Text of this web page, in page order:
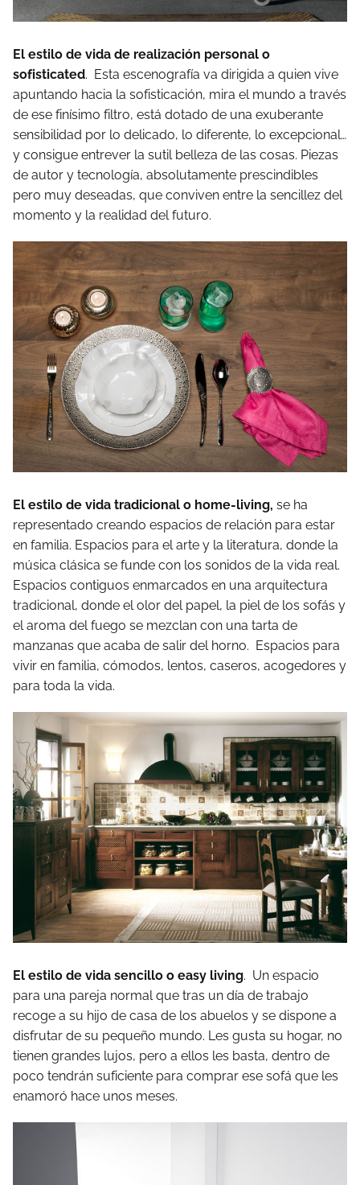
El estilo de vida de realización personal o
sofisticated. Esta escenografía va dirigida a quien vive
apuntando hacia la sofisticación, mira el mundo a través
de ese finísimo filtro, está dotado de una exuberante
sensibilidad por lo delicado, lo diferente, lo excepcional…
y consigue entrever la sutil belleza de las cosas. Piezas
de autor y tecnología, absolutamente prescindibles
pero muy deseadas, que conviven entre la sencillez del
momento y la realidad del futuro.
El estilo de vida tradicional o home-living, se ha
representado creando espacios de relación para estar
en familia. Espacios para el arte y la literatura, donde la
música clásica se funde con los sonidos de la vida real.
Espacios contiguos enmarcados en una arquitectura
tradicional, donde el olor del papel, la piel de los sofás y
el aroma del fuego se mezclan con una tarta de
manzanas que acaba de salir del horno. Espacios para
vivir en familia, cómodos, lentos, caseros, acogedores y
para toda la vida.
El estilo de vida sencillo o easy living. Un espacio
para una pareja normal que tras un día de trabajo
recoge a su hijo de casa de los abuelos y se dispone a
disfrutar de su pequeño mundo. Les gusta su hogar, no
tienen grandes lujos, pero a ellos les basta, dentro de
poco tendrán suficiente para comprar ese sofá que les
enamoró hace unos meses.